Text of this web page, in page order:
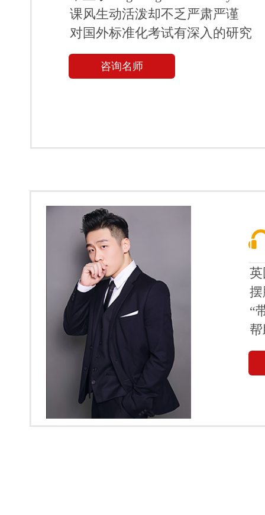
课风生动活泼却不乏严肃严谨
对国外标准化考试有深入的研究
咨询名师
“